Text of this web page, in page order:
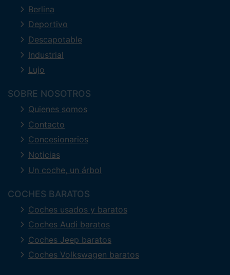
Berlina
Deportivo
Descapotable
Industrial
Lujo
SOBRE NOSOTROS
Quienes somos
Contacto
Concesionarios
Noticias
Un coche, un árbol
COCHES BARATOS
Coches usados y baratos
Coches Audi baratos
Coches Jeep baratos
Coches Volkswagen baratos